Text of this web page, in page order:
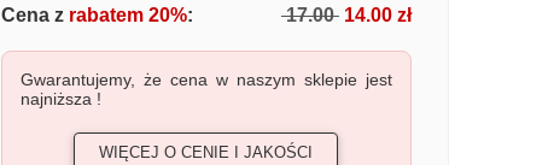
Cena zrabatem 20%: 17.0014.00 zł
Gwarantujemy, że cena w naszym sklepie jest
najniższa !
WIĘCEJ O CENIE I JAKOŚCI